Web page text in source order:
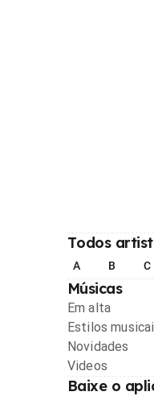
Todos
A B C
Músicas
Em alta
Estilos
Novidades
Videos
Baixe o